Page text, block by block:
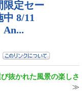
抜かれた風景の楽しさ
≫